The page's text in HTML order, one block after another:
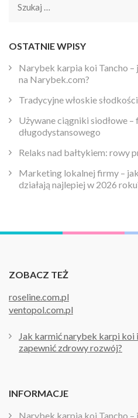
Szukaj:
OSTATNIE WPISY
Narybek karpia koi Tancho
na Narybek.com?
Tradycyjne włoskie
Używane ciągniki siodłowe
długodystansowego
Relaks nad bałtykiem: rowy
Marketing lokalnej firmy –
działają najlepiej w 2026
ZOBACZ TEŻ
roseline.com.pl
ventopol.com.pl
Jak karmić narybek karpi
zapewnić zdrowy rozwój?
INFORMACJE
Narybek karpia koi Tancho